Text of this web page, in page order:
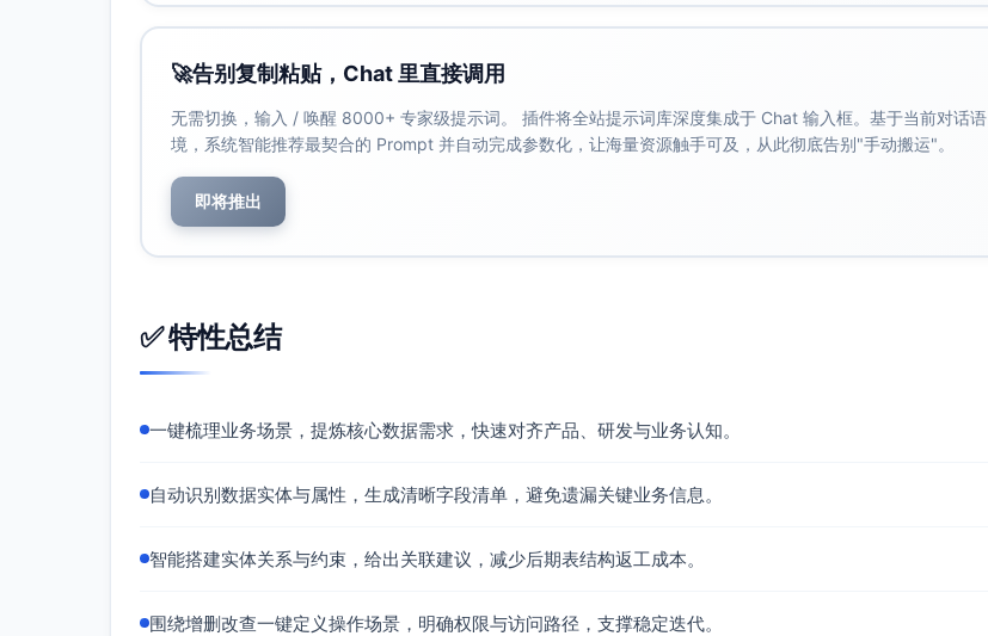
sku(varchar(64)), name(varchar(200)), category(varchar(128)), uom(varchar(32)),
pricebook
name(varchar(200)), currency(varchar(16)), is_active(boolean)
pricebook_entry
pricebook_id(uuid), product_id(uuid), list_price(numeric(18,2)), discountable(boolean)
2.3 客户与联系人
annual_revenue(numeric(18,2))
ownership(varchar(32)), rating(varchar(32)), source(varchar(64)), territory_id(uuid)
account_id(uuid), first_name(varchar(100)), last_name(varchar(100)), email(varchar(255)),
is_primary(boolean)
owner_type(varchar(32) 枚举：account/contact/…)
country(varchar(128)), postal_code(varchar(32))
🚀告别复制粘贴，Chat 里直接调用
无需切换，输入 / 唤醒 8000+ 专家级提示词。 插件将全站提示词库深度集成于 Chat 输入框。基于当前对话语
境，系统智能推荐最契合的 Prompt 并自动完成参数化，让海量资源触手可及，从此彻底告别"手动搬运"。
即将推出
✅ 特性总结
一键梳理业务场景，提炼核心数据需求，快速对齐产品、研发与业务认知。
自动识别数据实体与属性，生成清晰字段清单，避免遗漏关键业务信息。
智能搭建实体关系与约束，给出关联建议，减少后期表结构返工成本。
围绕增删改查一键定义操作场景，明确权限与访问路径，支撑稳定迭代。